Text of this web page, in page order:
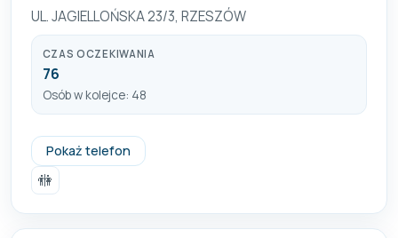
UL. JAGIELLOŃSKA 23/3, RZESZÓW
CZAS OCZEKIWANIA
76
Osób w kolejce: 48
Pokaż telefon
+48 17 853 62 90
🚻